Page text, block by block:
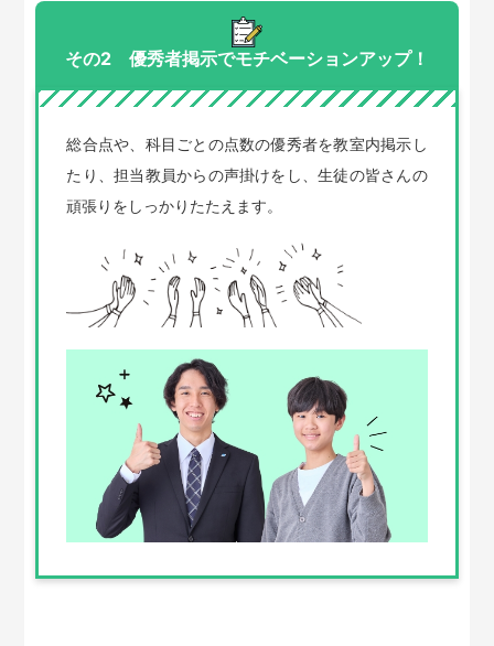
その2 優秀者掲示でモチベーションアップ！
総合点や、科目ごとの点数の優秀者を教室内掲示し
たり、担当教員からの声掛けをし、生徒の皆さんの
頑張りをしっかりたたえます。